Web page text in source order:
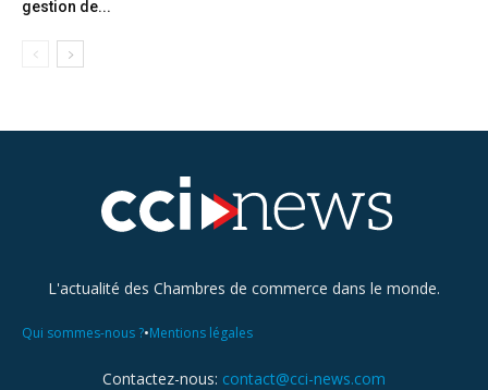
gestion de...
L'actualité des Chambres de commerce dans le monde.
Qui sommes-nous ?•Mentions légales
Contactez-nous: contact@cci-news.com